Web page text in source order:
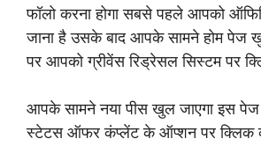
फॉलो करना होगा सबसे पहले आपको
जाना है उसके बाद आपके सामने होम पेज
पर आपको ग्रीवेंस रिड्रेसल सिस्टम पर
आपके सामने नया पीस खुल जाएगा इस
स्टेटस ऑफर कंप्लेंट के ऑप्शन पर क्लिक